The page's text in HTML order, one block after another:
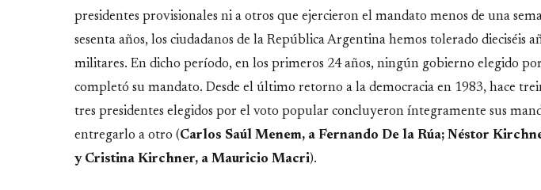
presidentes provisionales ni a otros que ejercieron el mandato menos de una
sesenta años, los ciudadanos de la República Argentina hemos tolerado dieciséis
militares. En dicho período, en los primeros 24 años, ningún gobierno elegido
completó su mandato. Desde el último retorno a la democracia en 1983, hace
tres presidentes elegidos por el voto popular concluyeron íntegramente sus
entregarlo a otro (Carlos Saúl Menem, a Fernando De la Rúa; Néstor
y Cristina Kirchner, a Mauricio Macri).